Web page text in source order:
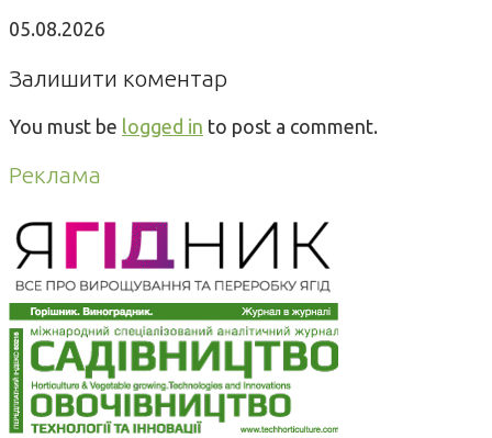
05.08.2026
Залишити коментар
You must be logged in to post a comment.
Реклама